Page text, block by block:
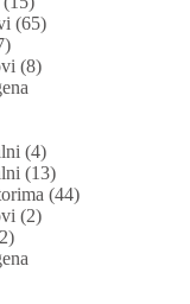
(65)
(8)
(4)
(13)
(44)
(2)